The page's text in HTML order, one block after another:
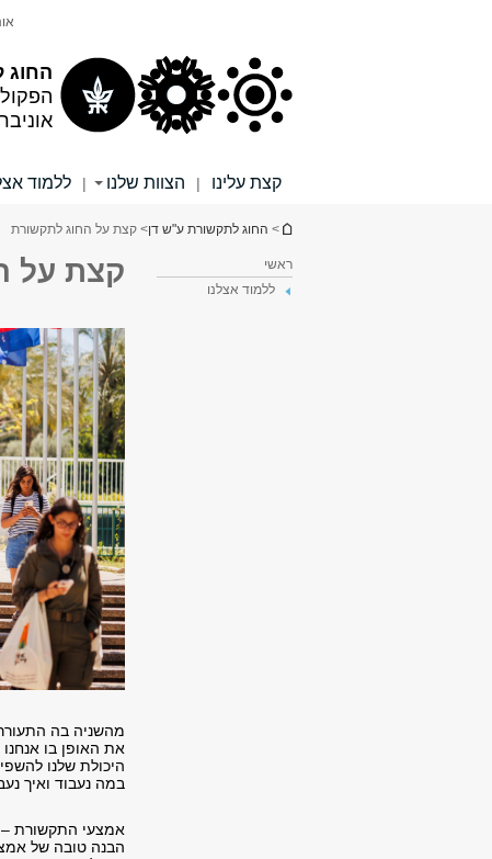
החוג
קצת עלינו | הצוות שלנו | ללמוד
הינך נמצא כאן
> החוג לתקשורת ע"ש דן> קצת על החוג לתקשורת
ראשי
ללמוד אצלנו
קצת על
מהשניה בה
את האופן בו
היכולת שלנו
במה נעבוד ואיך
אמצעי התקשורת –
הבנה טובה של